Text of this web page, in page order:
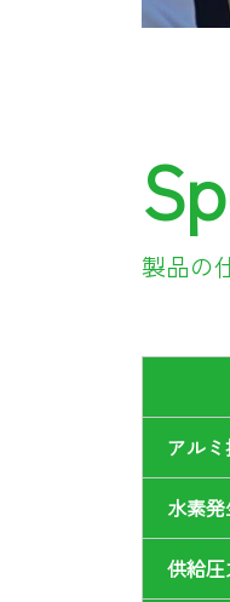
製品の
アル
水素
供給圧